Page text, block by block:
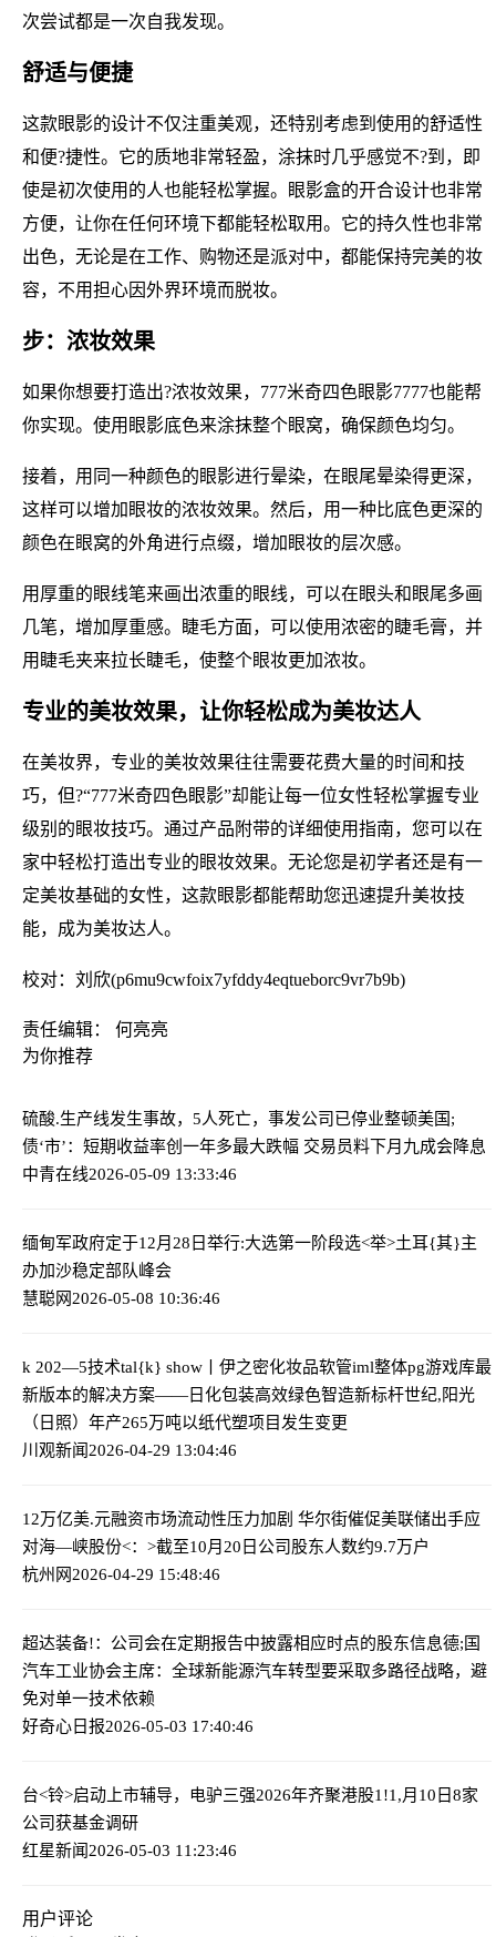
次尝试都是一次自我发现。
舒适与便捷
这款眼影的设计不仅注重美观，还特别考虑到使用的舒适性
和便?捷性。它的质地非常轻盈，涂抹时几乎感觉不?到，即
使是初次使用的人也能轻松掌握。眼影盒的开合设计也非常
方便，让你在任何环境下都能轻松取用。它的持久性也非常
出色，无论是在工作、购物还是派对中，都能保持完美的妆
容，不用担心因外界环境而脱妆。
步：浓妆效果
如果你想要打造出?浓妆效果，777米奇四色眼影7777也能帮
你实现。使用眼影底色来涂抹整个眼窝，确保颜色均匀。
接着，用同一种颜色的眼影进行晕染，在眼尾晕染得更深，
这样可以增加眼妆的浓妆效果。然后，用一种比底色更深的
颜色在眼窝的外角进行点缀，增加眼妆的层次感。
用厚重的眼线笔来画出浓重的眼线，可以在眼头和眼尾多画
几笔，增加厚重感。睫毛方面，可以使用浓密的睫毛膏，并
用睫毛夹来拉长睫毛，使整个眼妆更加浓妆。
专业的美妆效果，让你轻松成为美妆达人
在美妆界，专业的美妆效果往往需要花费大量的时间和技
巧，但?“777米奇四色眼影”却能让每一位女性轻松掌握专业
级别的眼妆技巧。通过产品附带的详细使用指南，您可以在
家中轻松打造出专业的眼妆效果。无论您是初学者还是有一
定美妆基础的女性，这款眼影都能帮助您迅速提升美妆技
能，成为美妆达人。
校对：刘欣(p6mu9cwfoix7yfddy4eqtueborc9vr7b9b)
责任编辑： 何亮亮
为你推荐
硫酸.生产线发生事故，5人死亡，事发公司已停业整顿美国;
债‘市’：短期收益率创一年多最大跌幅 交易员料下月九成会降息
中青在线2026-05-09 13:33:46
缅甸军政府定于12月28日举行:大选第一阶段选<举>土耳{其}主
办加沙稳定部队峰会
慧聪网2026-05-08 10:36:46
k 202—5技术tal{k} show丨伊之密化妆品软管iml整体pg游戏库最
新版本的解决方案——日化包装高效绿色智造新标杆世纪,阳光
（日照）年产265万吨以纸代塑项目发生变更
川观新闻2026-04-29 13:04:46
12万亿美.元融资市场流动性压力加剧 华尔街催促美联储出手应
对海—峡股份<：>截至10月20日公司股东人数约9.7万户
杭州网2026-04-29 15:48:46
超达装备!：公司会在定期报告中披露相应时点的股东信息德;国
汽车工业协会主席：全球新能源汽车转型要采取多路径战略，避
免对单一技术依赖
好奇心日报2026-05-03 17:40:46
台<铃>启动上市辅导，电驴三强2026年齐聚港股1!1,月10日8家
公司获基金调研
红星新闻2026-05-03 11:23:46
用户评论